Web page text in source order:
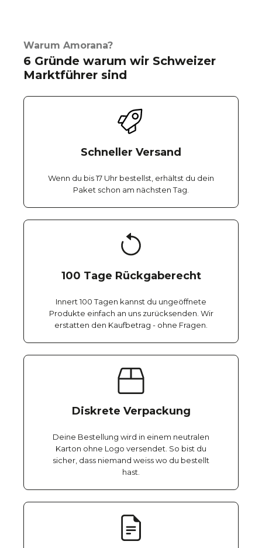
Warum Amorana?
6 Gründe warum wir Schweizer
Marktführer sind
Schneller Versand
Wenn du bis 17 Uhr bestellst, erhältst du dein
Paket schon am nächsten Tag.
100 Tage Rückgaberecht
Innert 100 Tagen kannst du ungeöffnete
Produkte einfach an uns zurücksenden. Wir
erstatten den Kaufbetrag - ohne Fragen.
Diskrete Verpackung
Deine Bestellung wird in einem neutralen
Karton ohne Logo versendet. So bist du
sicher, dass niemand weiss wo du bestellt
hast.